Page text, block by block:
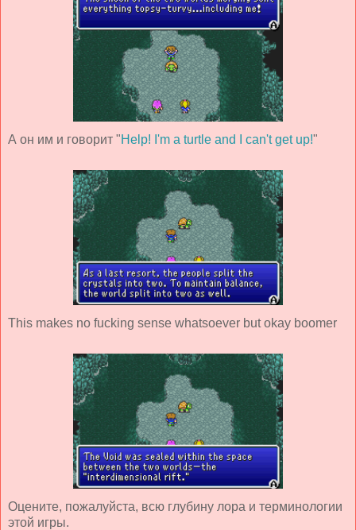
А он им и говорит "Help! I'm a turtle and I can't get up!"
This makes no fucking sense whatsoever but okay boomer
Оцените, пожалуйста, всю глубину лора и терминологии
этой игры.